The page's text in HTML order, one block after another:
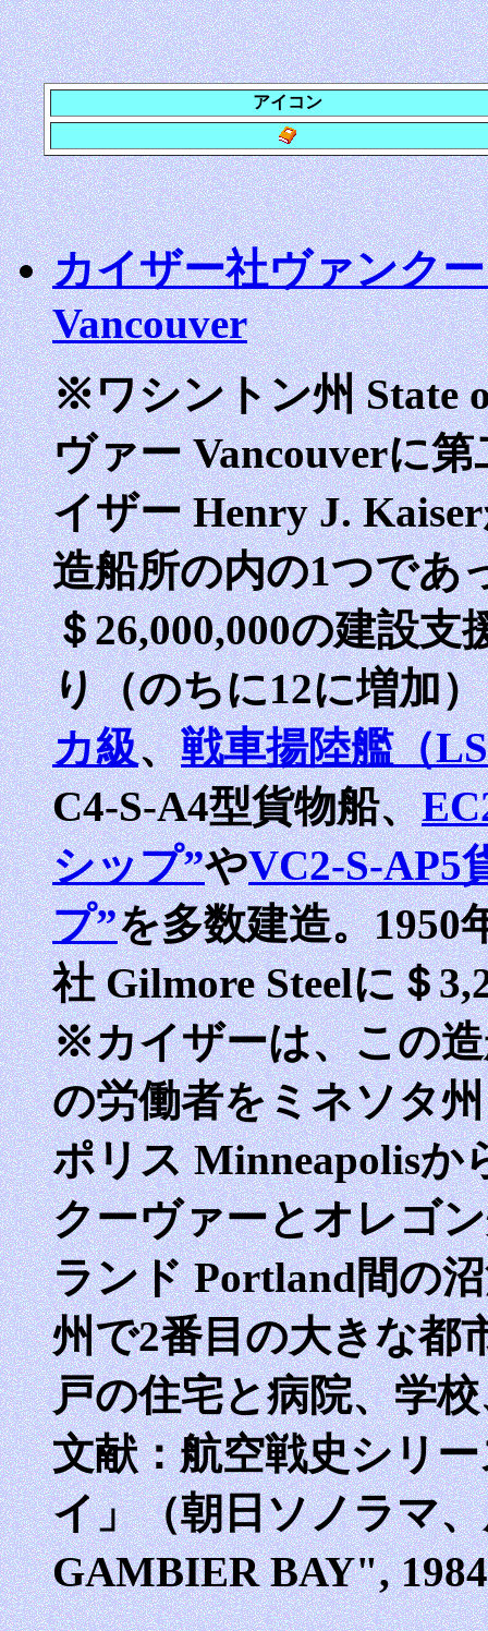
アイコン
カイザー社ヴァンク
Vancouver
※ワシントン州 State
ヴァー Vancouverに
イザー Henry J.
造船所の内の1つであ
＄26,000,000の建設
り（のちに12に増加
カ級、戦車揚陸艦（
C4-S-A4型貨物船、
シップ”やVC2-S-AP5
プ”を多数建造。1950
社 Gilmore Steelに＄
※カイザーは、この
の労働者をミネソタ
ポリス Minneapolisか
クーヴァーとオレゴ
ランド Portland間の
州で2番目の大きな都
戸の住宅と病院、学
文献：航空戦史シリ
イ」（朝日ソノラマ
GAMBIER BAY",